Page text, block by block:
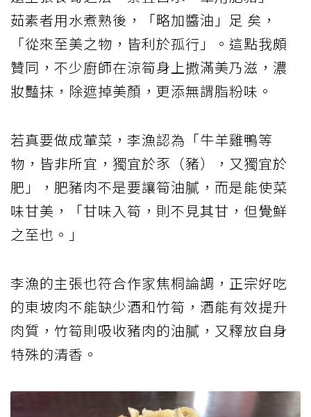
茹素者用水煮熟後，「略加醬油」足 矣，
「從來至美之物，皆利於孤行」。這點我頗
贊同，不少廚師在涼筍身上撒滿美乃滋，濃
妝豔抹，除遮掉美顏，更添無謂脂粉味。
若真要做成葷菜，李漁認為「牛羊雞鴨等
物，皆非所宜，獨宜於豕（豬），又獨宜於
肥」，肥豬肉不是要讓筍油膩，而是能使菜
味甘美，「甘味入筍，則不見其甘，但覺鮮
之至也。」
李漁的主張也符合作家焦桐論調，正宗好吃
的東坡肉不能缺少酒和竹筍，酒能有效提升
肉質，竹筍則吸收豬肉的油膩，又釋放自身
特殊的清香。